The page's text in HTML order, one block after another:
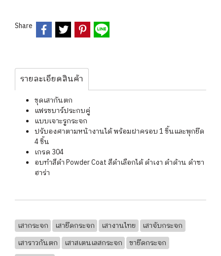
Share
รายละเอียดสินค้า
ชุดเสากันตก
แฟรชบาร์ประกบคู่
แบบเจาะรูกระจก
ปรับองศาตามหน้างานได้ พร้อมฝาครอบ 1 ชิ้นและพุกยึด
4 ชิ้น
เกรด 304
อบทำสีดำ Powder Coat สีดำเลือกได้ ดำเงา ดำด้าน ดำซา
ฮาร่า
เสากระจก เสายึดกระจก เสางานไทย
เสาจับกระจก
เสาราวกันตก
เสาสเตนเลสกระจก
ขายึดกระจก